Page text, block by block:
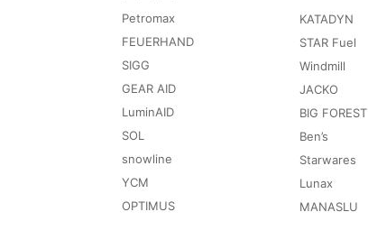
Petromax
FEUERHAND
SIGG
GEAR AID
LuminAID
SOL
snowline
YCM
OPTIMUS
KATADYN
STAR Fuel
Windmill
JACKO
BIG FOREST
Ben’s
Starwares
Lunax
MANASLU